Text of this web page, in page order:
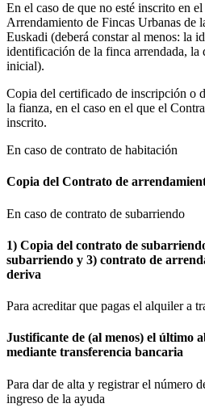
En el caso de que no esté inscrito en
Arrendamiento de Fincas Urbanas de
Euskadi (deberá constar al menos: la
identificación de la finca arrendada, la
inicial).
Copia del certificado de inscripción o
la fianza, en el caso en el que el
inscrito.
En caso de contrato de habitación
Copia del Contrato de
En caso de contrato de subarriendo
1) Copia del contrato de
subarriendo y 3) contrato de
deriva
Para acreditar que pagas el alquiler a
Justificante de (al menos) el último
mediante transferencia bancaria
Para dar de alta y registrar el número
ingreso de la ayuda